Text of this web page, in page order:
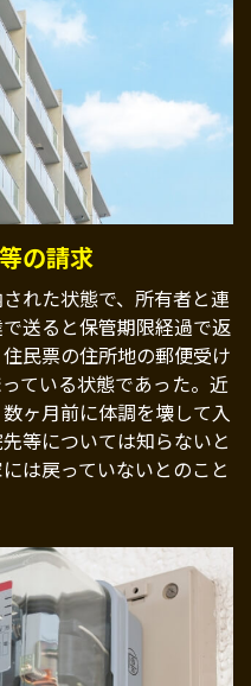
の請求
れた状態で、所有者と連
送ると保管期限経過で返
民票の住所地の郵便受け
ている状態であった。近
ヶ月前に体調を壊して入
等については知らないと
は戻っていないとのこと